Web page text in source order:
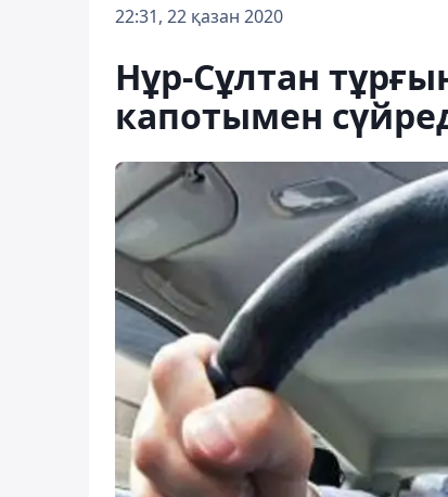
22:31, 22 қазан 2020
Нұр-Сұлтан
капотымен